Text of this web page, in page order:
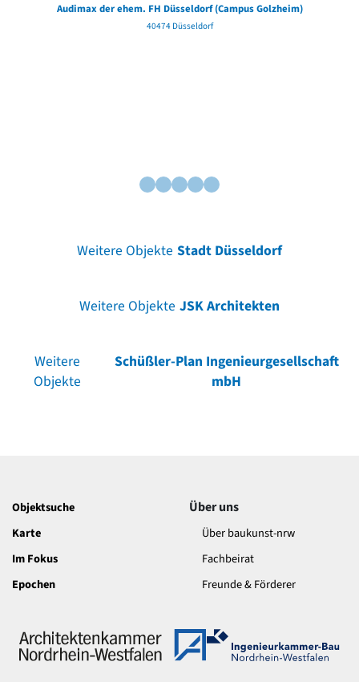
Audimax der ehem. FH Düsseldorf (Campus Golzheim)
40474 Düsseldorf
Weitere Objekte Stadt Düsseldorf
Weitere Objekte JSK Architekten
Weitere
Objekte
Schüßler-Plan Ingenieurgesellschaft
mbH
Objektsuche
Karte
Im Fokus
Epochen
Über uns
Über baukunst-nrw
Fachbeirat
Freunde & Förderer